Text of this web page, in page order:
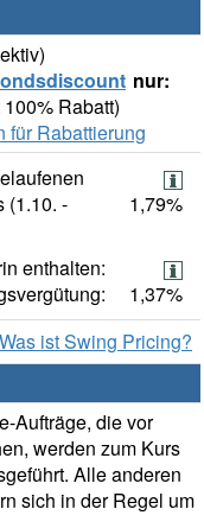
nur:
Rabatt)
für Rabattierung
(1.10. -
1,79%
enthalten:
1,37%
Was ist Swing Pricing?
Aufträge, die vor
werden zum Kurs
Alle anderen
sich in der Regel um